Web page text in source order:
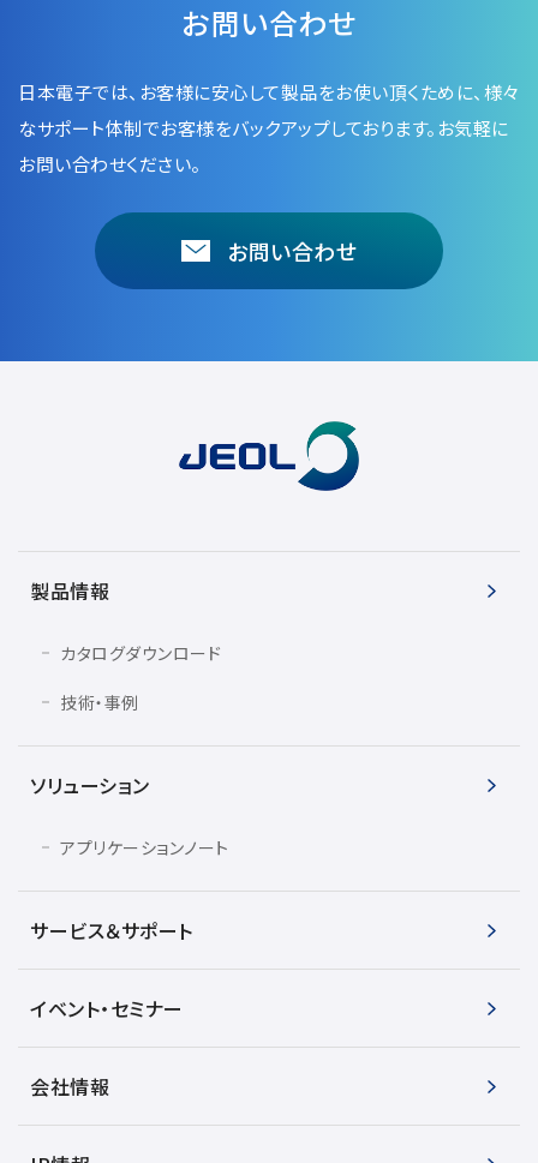
お問い合わせ
日本電子では、お客様に安心して製品をお使い頂くために、 様々
なサポート体制でお客様をバックアップしております。お気軽に
お問い合わせください。
お問い合わせ
製品情報
カタログダウンロード
技術・事例
ソリューション
アプリケーションノート
サービス＆サポート
イベント・セミナー
会社情報